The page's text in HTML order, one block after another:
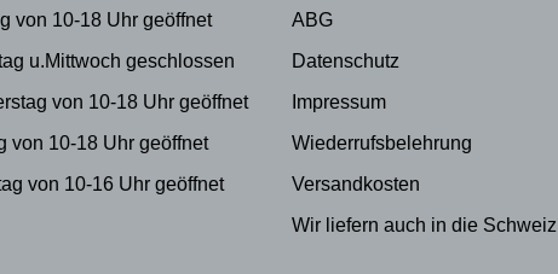
von 10-18 Uhr geöffnet
u.Mittwoch geschlossen
von 10-18 Uhr geöffnet
von 10-18 Uhr geöffnet
von 10-16 Uhr geöffnet
ABG
Datenschutz
Impressum
Wiederrufsbelehrung
Versandkosten
Wir liefern auch in die Schweiz